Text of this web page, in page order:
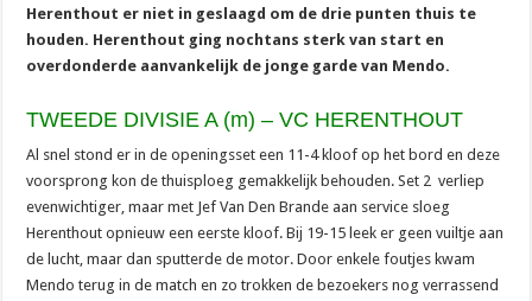
Herenthout er niet in geslaagd om de drie punten thuis te
houden. Herenthout ging nochtans sterk van start en
overdonderde aanvankelijk de jonge garde van Mendo.
TWEEDE DIVISIE A (m) – VC HERENTHOUT
Al snel stond er in de openingsset een 11-4 kloof op het bord en deze
voorsprong kon de thuisploeg gemakkelijk behouden. Set 2 verliep
evenwichtiger, maar met Jef Van Den Brande aan service sloeg
Herenthout opnieuw een eerste kloof. Bij 19-15 leek er geen vuiltje aan
de lucht, maar dan sputterde de motor. Door enkele foutjes kwam
Mendo terug in de match en zo trokken de bezoekers nog verrassend